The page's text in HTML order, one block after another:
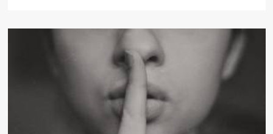
sur